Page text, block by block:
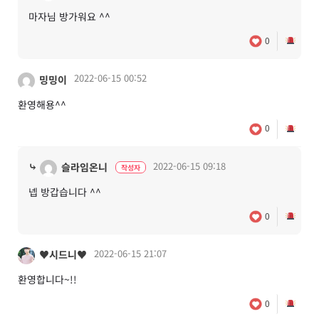
마자님 방가워요 ^^
0
밍밍이 2022-06-15 00:52
환영해용^^
0
⤷ 슬라임온니 작성자 2022-06-15 09:18
넵 방갑습니다 ^^
0
♥시드니♥ 2022-06-15 21:07
환영합니다~!!
0